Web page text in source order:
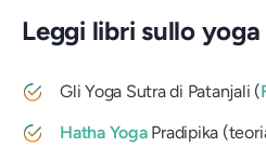
Leggi libri sullo yoga
Gli Yoga Sutra di Patanjali (
Hatha YogaPradipika